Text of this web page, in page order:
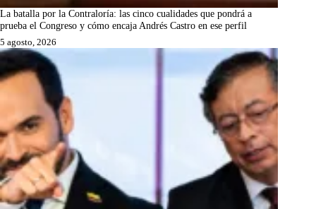
La batalla por la Contraloría: las cinco cualidades que pondrá a
prueba el Congreso y cómo encaja Andrés Castro en ese perfil
5 agosto, 2026